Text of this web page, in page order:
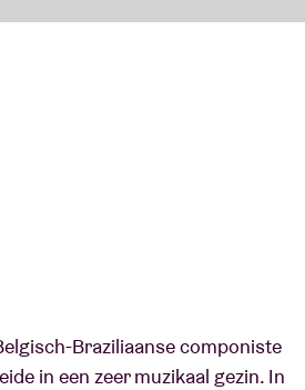
Braziliaanse componiste
in een zeer muzikaal gezin. In